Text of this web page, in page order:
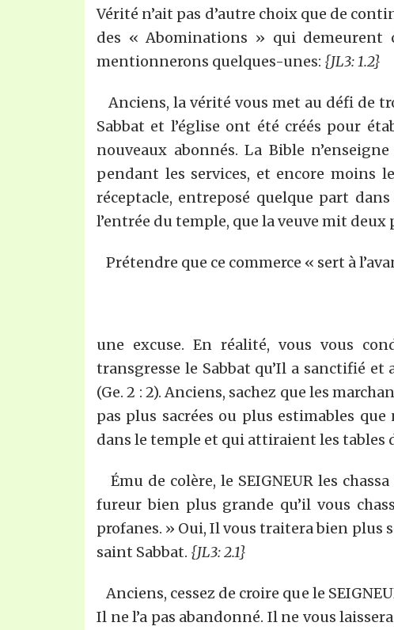
Vérité n’ait pas d’autre choix que de
des « Abominations » qui demeurent
mentionnerons quelques-unes: {JL3: 1.2}
Anciens, la vérité vous met au défi de
Sabbat et l’église ont été créés pour
nouveaux abonnés. La Bible
pendant les services, et encore moins
réceptacle, entreposé quelque part
l’entrée du temple, que la veuve mit deux
Prétendre que ce commerce « sert à
une excuse. En réalité, vous vous
transgresse le Sabbat qu’Il a sanctifié et
(Ge. 2 : 2). Anciens, sachez que les
pas plus sacrées ou plus estimables
dans le temple et qui attiraient les tables
Ému de colère, le SEIGNEUR les
fureur bien plus grande qu’il vous
profanes. » Oui, Il vous traitera bien plus
saint Sabbat. {JL3: 2.1}
Anciens, cessez de croire que le
Il ne l’a pas abandonné. Il ne vous